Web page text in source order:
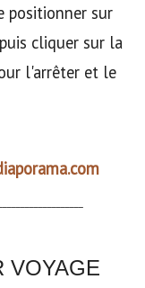
positionner sur
cliquer sur la
l'arrêter et le
VOYAGE